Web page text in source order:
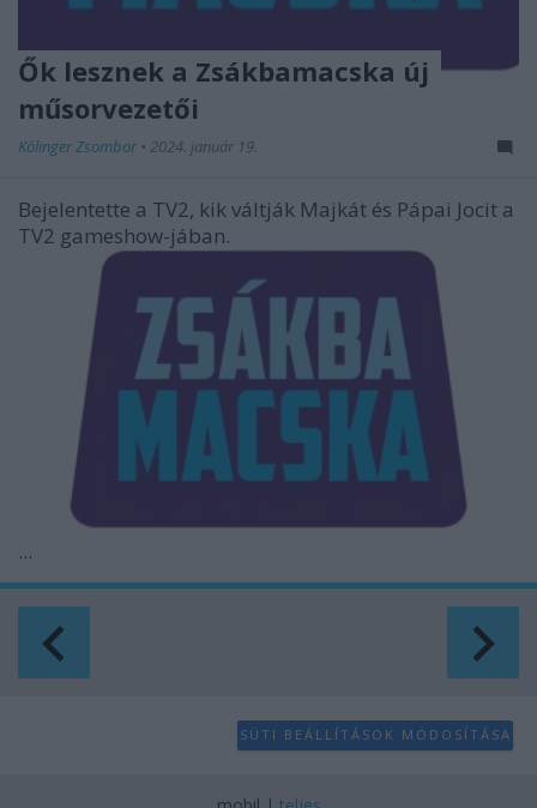
Ők lesznek a Zsákbamacska új
műsorvezetői
Kólinger Zsombor • 2024. január 19.
Bejelentette a TV2, kik váltják Majkát és Pápai Jocit a
TV2 gameshow-jában.
...
SÜTI BEÁLLÍTÁSOK MÓDOSÍTÁSA